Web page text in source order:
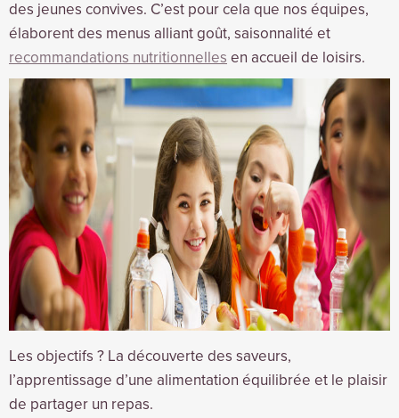
des jeunes convives. C’est pour cela que nos équipes,
élaborent des menus alliant goût, saisonnalité et
recommandations nutritionnelles en accueil de loisirs.
Les objectifs ? La découverte des saveurs,
l’apprentissage d’une alimentation équilibrée et le plaisir
de partager un repas.